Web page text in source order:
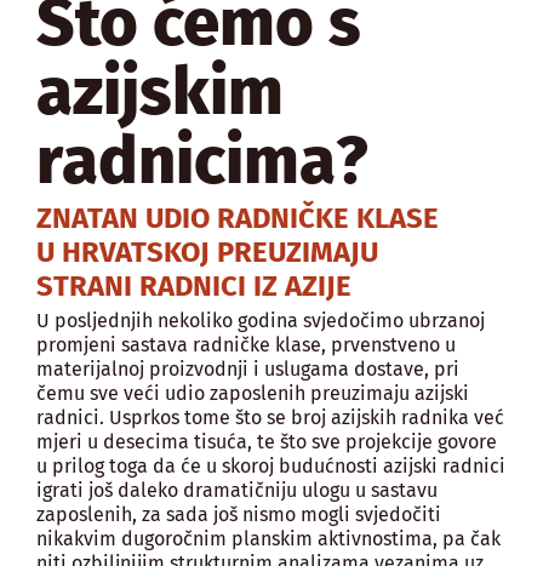
Što ćemo s
azijskim
radnicima?
ZNATAN UDIO RADNIČKE KLASE
U HRVATSKOJ PREUZIMAJU
STRANI RADNICI IZ AZIJE
U posljednjih nekoliko godina svjedočimo ubrzanoj
promjeni sastava radničke klase, prvenstveno u
materijalnoj proizvodnji i uslugama dostave, pri
čemu sve veći udio zaposlenih preuzimaju azijski
radnici. Usprkos tome što se broj azijskih radnika već
mjeri u desecima tisuća, te što sve projekcije govore
u prilog toga da će u skoroj budućnosti azijski radnici
igrati još daleko dramatičniju ulogu u sastavu
zaposlenih, za sada još nismo mogli svjedočiti
nikakvim dugoročnim planskim aktivnostima, pa čak